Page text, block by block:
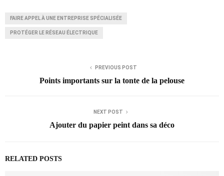
FAIRE APPEL À UNE ENTREPRISE SPÉCIALISÉE
PROTÉGER LE RÉSEAU ÉLECTRIQUE
PREVIOUS POST
Points importants sur la tonte de la pelouse
NEXT POST
Ajouter du papier peint dans sa déco
RELATED POSTS